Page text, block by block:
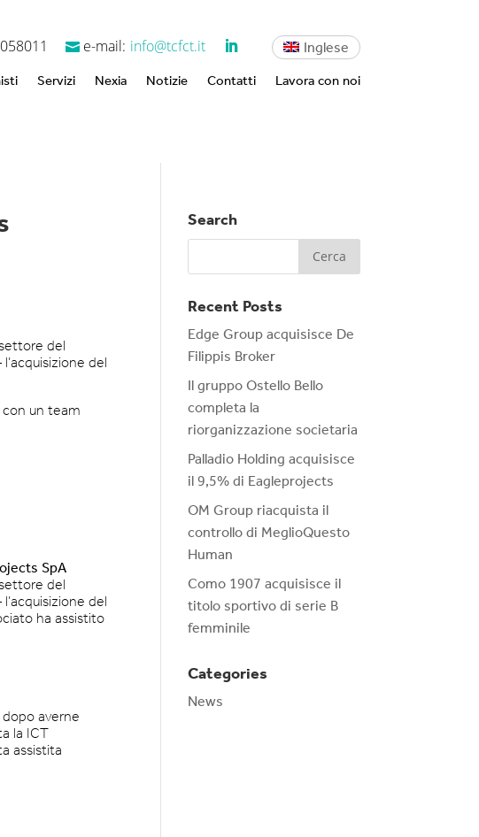
e-mail: info@tcfct.it Inglese
Servizi Nexia Notizie Contatti Lavora con noi
del
del
con un team
SpA
del
del
ha assistito
dopo averne
la ICT
assistita
Search
Recent Posts
Edge Group acquisisce De
Filippis Broker
Il gruppo Ostello Bello
completa la
riorganizzazione societaria
Palladio Holding acquisisce
il 9,5% di Eagleprojects
OM Group riacquista il
controllo di MeglioQuesto
Human
Como 1907 acquisisce il
titolo sportivo di serie B
femminile
Categories
News